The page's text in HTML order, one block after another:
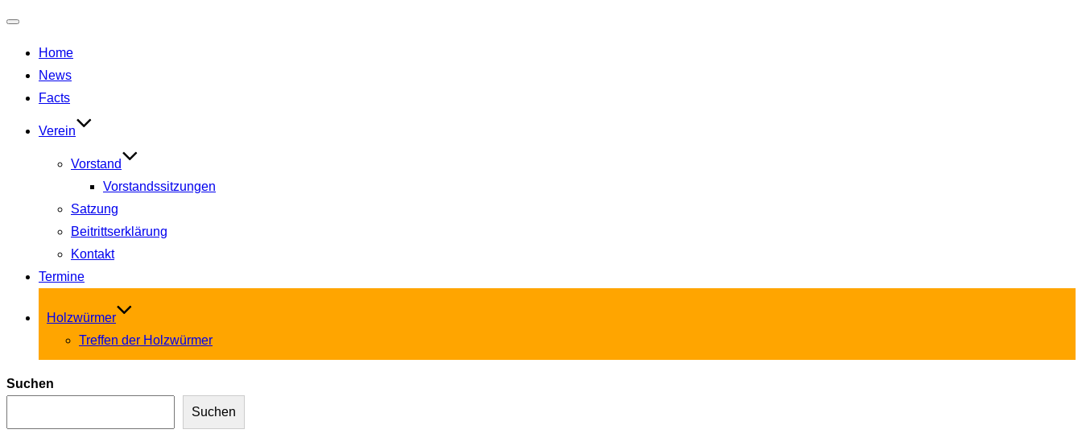
umschalten
Home
News
Facts
Verein
Vorstand
Vorstandssitzungen
Satzung
Beitrittserklärung
Kontakt
Termine
Holzwürmer
Treffen der Holzwürmer
Suchen
Suchen